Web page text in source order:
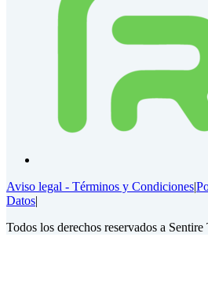
Aviso legal - Términos y Condiciones|
Datos|
Todos los derechos reservados a